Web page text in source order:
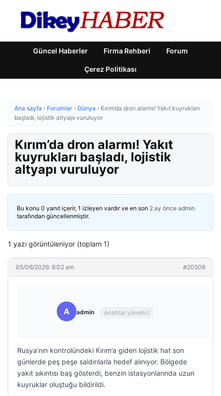
Güncel Haberler Firma Rehberi Forum
Çerez Politikası
Ana sayfa › Forumlar › Dünya › Kırım’da dron alarmı! Yakıt kuyrukları
başladı, lojistik altyapı vuruluyor
Kırım’da dron alarmı! Yakıt
kuyrukları başladı, lojistik
altyapı vuruluyor
Bu konu 0 yanıt içerir, 1 izleyen vardır ve en son 2 ay önce admin
tarafından güncellenmiştir.
1 yazı görüntüleniyor (toplam 1)
05/06/2026: 6:02 am #20509
A admin Anahtar yönetici
Rusya’nın kontrolündeki Kırım’a giden lojistik hat son
günlerde peş peşe saldırılarla hedef alınıyor. Bölgede
yakıt sıkıntısı baş gösterdi, benzin istasyonlarında uzun
kuyruklar oluştuğu bildirildi.